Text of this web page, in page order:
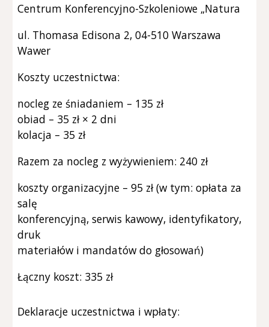
Centrum Konferencyjno-Szkoleniowe „Natura
ul. Thomasa Edisona 2, 04-510 Warszawa
Wawer
Koszty uczestnictwa:
nocleg ze śniadaniem – 135 zł
obiad – 35 zł × 2 dni
kolacja – 35 zł
Razem za nocleg z wyżywieniem: 240 zł
koszty organizacyjne – 95 zł (w tym: opłata za
salę
konferencyjną, serwis kawowy, identyfikatory,
druk
materiałów i mandatów do głosowań)
Łączny koszt: 335 zł
Deklaracje uczestnictwa i wpłaty: